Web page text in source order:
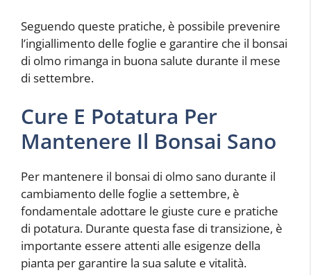
Seguendo queste pratiche, è possibile prevenire
l’ingiallimento delle foglie e garantire che il bonsai
di olmo rimanga in buona salute durante il mese
di settembre.
Cure E Potatura Per
Mantenere Il Bonsai Sano
Per mantenere il bonsai di olmo sano durante il
cambiamento delle foglie a settembre, è
fondamentale adottare le giuste cure e pratiche
di potatura. Durante questa fase di transizione, è
importante essere attenti alle esigenze della
pianta per garantire la sua salute e vitalità.